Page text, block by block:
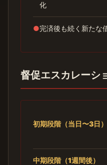
化
●完済後も続く新たな
督促エスカレーシ
初期段階（当日〜3日）
中期段階（1週間後）